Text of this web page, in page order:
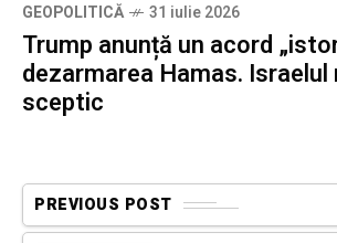
GEOPOLITICĂ 31 iulie 2026
Trump anunță un acord
dezarmarea Hamas. Israelul
sceptic
PREVIOUS POST